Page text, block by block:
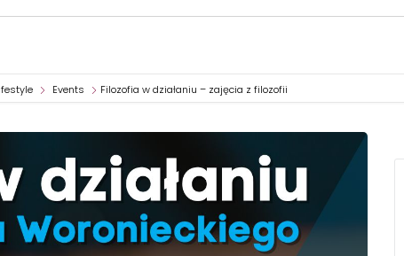
Events Filozofia w działaniu – zajęcia z filozofii